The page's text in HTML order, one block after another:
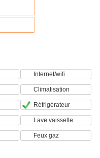
Internet/wifi
Climatisation
Réfrigérateur
Lave vaisselle
Feux gaz